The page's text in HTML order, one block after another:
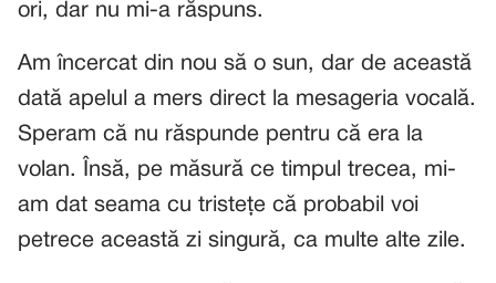
ori, dar nu mi-a răspuns.
Am încercat din nou să o sun, dar de această
dată apelul a mers direct la mesageria vocală.
Speram că nu răspunde pentru că era la
volan. Însă, pe măsură ce timpul trecea, mi-
am dat seama cu tristețe că probabil voi
petrece această zi singură, ca multe alte zile.